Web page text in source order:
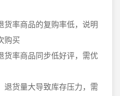
货率商品的复购率低，说明
购买
货率商品同步低好评，需优
退货量大导致库存压力，需